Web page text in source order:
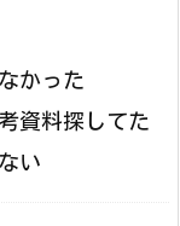
かった
資料探してた
い